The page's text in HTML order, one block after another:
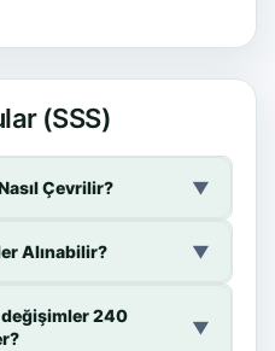
(SSS)
Çevrilir? ▼
Alınabilir? ▼
değişimler 240
▼